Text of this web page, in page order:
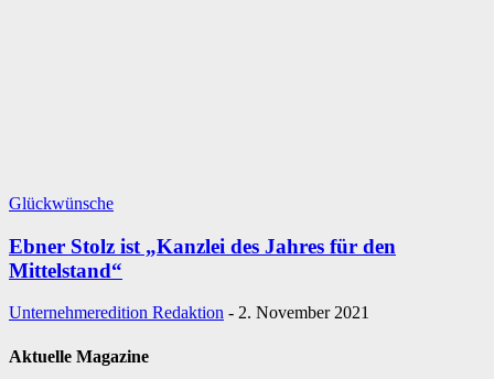
Glückwünsche
Ebner Stolz ist „Kanzlei des Jahres für den
Mittelstand“
Unternehmeredition Redaktion - 2. November 2021
Aktuelle Magazine